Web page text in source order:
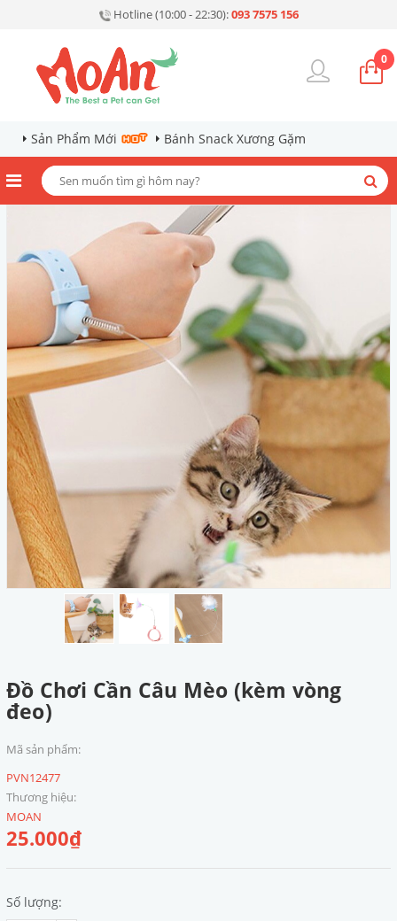
Hotline (10:00 - 22:30):093 7575 156
0
Sản Phẩm Mới Bánh Snack Xương Gặm
Đồ Chơi Cần Câu Mèo (kèm vòng
đeo)
Mã sản phẩm:
PVN12477
Thương hiệu:
MOAN
25.000₫
Số lượng: